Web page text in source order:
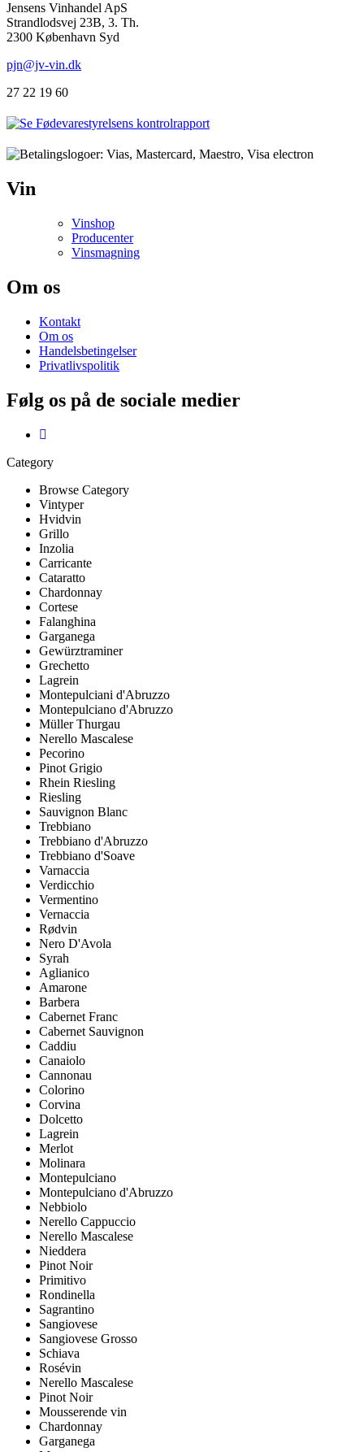
Jensens Vinhandel ApS
Strandlodsvej 23B, 3. Th.
2300 København Syd
pjn@jv-vin.dk
27 22 19 60
Vin
Vinshop
Producenter
Vinsmagning
Om os
Kontakt
Om os
Handelsbetingelser
Privatlivspolitik
Følg os på de sociale medier
Category
Browse Category
Vintyper
Hvidvin
Grillo
Inzolia
Carricante
Cataratto
Chardonnay
Cortese
Falanghina
Garganega
Gewürztraminer
Grechetto
Lagrein
Montepulciani d'Abruzzo
Montepulciano d'Abruzzo
Müller Thurgau
Nerello Mascalese
Pecorino
Pinot Grigio
Rhein Riesling
Riesling
Sauvignon Blanc
Trebbiano
Trebbiano d'Abruzzo
Trebbiano d'Soave
Varnaccia
Verdicchio
Vermentino
Vernaccia
Rødvin
Nero D'Avola
Syrah
Aglianico
Amarone
Barbera
Cabernet Franc
Cabernet Sauvignon
Caddiu
Canaiolo
Cannonau
Colorino
Corvina
Dolcetto
Lagrein
Merlot
Molinara
Montepulciano
Montepulciano d'Abruzzo
Nebbiolo
Nerello Cappuccio
Nerello Mascalese
Nieddera
Pinot Noir
Primitivo
Rondinella
Sagrantino
Sangiovese
Sangiovese Grosso
Schiava
Rosévin
Nerello Mascalese
Pinot Noir
Mousserende vin
Chardonnay
Garganega